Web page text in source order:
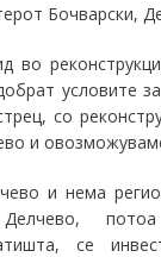
Бочварски, Д
во
условите
со
и
и нема
се